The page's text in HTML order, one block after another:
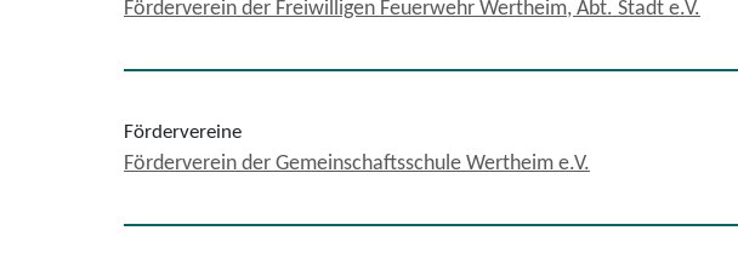
Förderverein der Freiwilligen Feuerwehr Wertheim, Abt. Stadt e.V.
Fördervereine
Förderverein der Gemeinschaftsschule Wertheim e.V.